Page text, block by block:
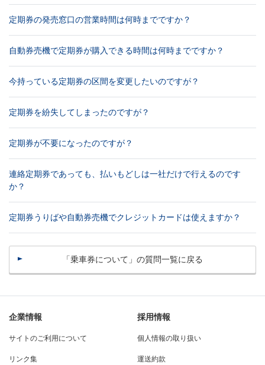
定期券の発売窓口の営業時間は何時までですか？
自動券売機で定期券が購入できる時間は何時までですか？
今持っている定期券の区間を変更したいのですが？
定期券を紛失してしまったのですが？
定期券が不要になったのですが？
連絡定期券であっても、払いもどしは一社だけで行えるのです
か？
定期券うりばや自動券売機でクレジットカードは使えますか？
「乗車券について」の質問一覧に戻る
企業情報 採用情報
サイトのご利用について 個人情報の取り扱い
リンク集 運送約款